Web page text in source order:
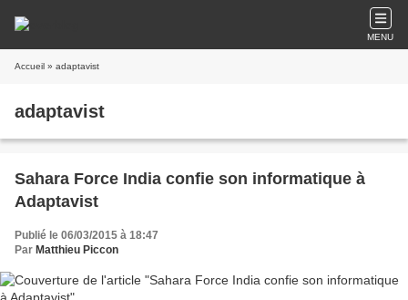
MENU
Accueil » adaptavist
adaptavist
Sahara Force India confie son informatique à
Adaptavist
Publié le 06/03/2015 à 18:47
Par Matthieu Piccon